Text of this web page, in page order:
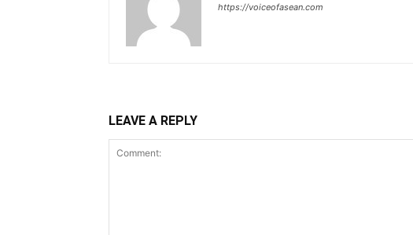
https://voiceofasean.com
LEAVE A REPLY